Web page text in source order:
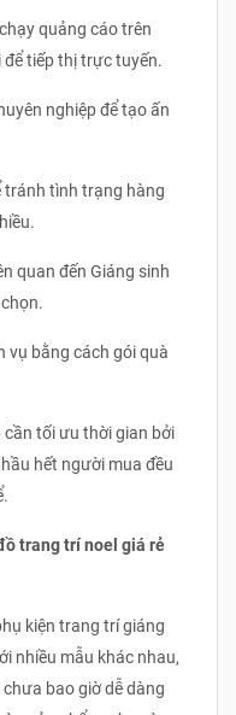
quảng cáo trên
tiếp thị trực tuyến.
nghiệp để tạo ấn
tránh tình trạng hàng
quan đến Giáng sinh
vụ bằng cách gói quà
cần tối ưu thời gian bởi
hết người mua đều
trang trí noel giá rẻ
kiện trang trí giáng
nhiều mẫu khác nhau,
bao giờ dễ dàng